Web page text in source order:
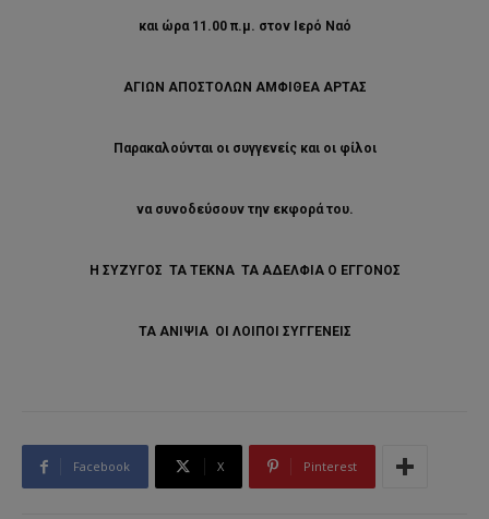
και ώρα 11.00 π.μ. στον Ιερό Ναό
ΑΓΙΩΝ ΑΠΟΣΤΟΛΩΝ ΑΜΦΙΘΕΑ ΑΡΤΑΣ
Παρακαλούνται οι συγγενείς και οι φίλοι
να συνοδεύσουν την εκφορά του.
Η ΣΥΖΥΓΟΣ ΤΑ ΤΕΚΝΑ ΤΑ ΑΔΕΛΦΙΑ Ο ΕΓΓΟΝΟΣ
ΤΑ ΑΝΙΨΙΑ ΟΙ ΛΟΙΠΟΙ ΣΥΓΓΕΝΕΙΣ
Facebook X Pinterest